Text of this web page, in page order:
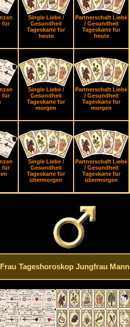
für
Single Liebe /
Gesundheit
Tageskarte für
heute
Partnerschaft Liebe
/ Gesundheit
Tageskarte für
heute
für
Single Liebe /
Gesundheit
Tageskarte für
morgen
Partnerschaft Liebe
/ Gesundheit
Tageskarte für
morgen
für
Single Liebe /
Gesundheit
Tageskarte für
übermorgen
Partnerschaft Liebe
/ Gesundheit
Tageskarte für
übermorgen
Tageshoroskop Jungfrau Mann